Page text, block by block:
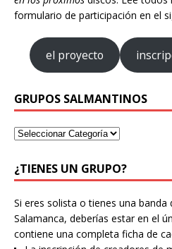
formulario de participación en el
el proyecto
GRUPOS SALMANTINOS
¿TIENES UN GRUPO?
Si eres solista o tienes una banda
Salamanca, deberías estar en el
contiene una completa ficha de